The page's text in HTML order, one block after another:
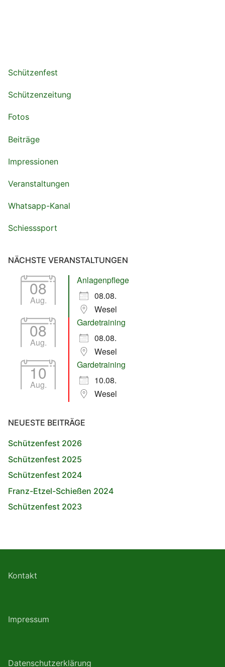
Schützenfest
Schützenzeitung
Fotos
Beiträge
Impressionen
Veranstaltungen
Whatsapp-Kanal
Schiesssport
NÄCHSTE VERANSTALTUNGEN
08
Aug.
Anlagenpflege
08.08.
Wesel
08
Aug.
Gardetraining
08.08.
Wesel
10
Aug.
Gardetraining
10.08.
Wesel
NEUESTE BEITRÄGE
Schützenfest 2026
Schützenfest 2025
Schützenfest 2024
Franz-Etzel-Schießen 2024
Schützenfest 2023
Kontakt
Impressum
Datenschutzerklärung